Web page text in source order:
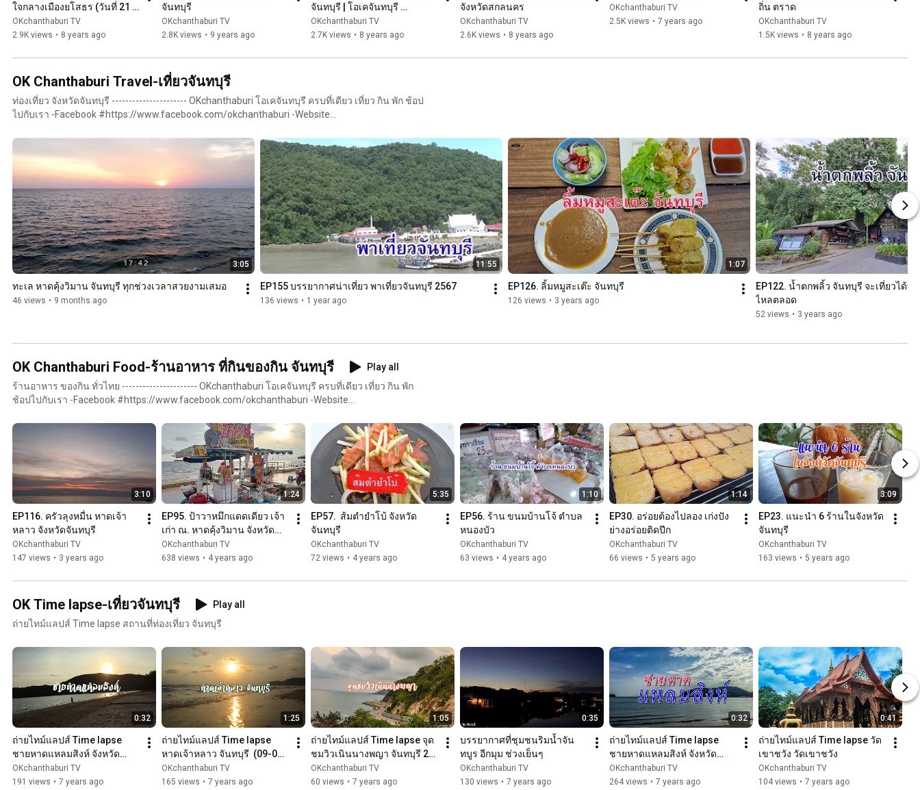
ใจกลางเมืองยโสธร (วันที่ 21
เมษายน 2561 )
OKchanthaburi TV
2.9K views • 8 years ago
จันทบุรี
OKchanthaburi TV
2.8K views • 9 years ago
จันทบุรี | โอเคจันทบุรี
OKChanthaburi
OKchanthaburi TV
2.7K views • 8 years ago
จังหวัดสกลนคร
OKchanthaburi TV
2.6K views • 8 years ago
OKchanthaburi TV
2.5K views • 7 years ago
ถิ่น ตราด
OKchanthaburi TV
1.5K views • 8 years ago
OK Chanthaburi Travel-เที่ยวจันทบุรี
ท่องเที่ยว จังหวัดจันทบุรี ---------------------- OKchanthaburi โอเคจันทบุรี ครบที่เดียว เที่ยว กิน พัก ช้อป
ไปกับเรา -Facebook #https://www.facebook.com/okchanthaburi -Website
3:05
ทะเล หาดคุ้งวิมาน จันทบุรี ทุกช่วงเวลาสวยงามเสมอ
46 views • 9 months ago
11:55
EP155 บรรยากาศน่าเที่ยว พาเที่ยวจันทบุรี 2567
136 views • 1 year ago
1:07
EP126. ลิ้มหมูสะเต๊ะ จันทบุรี
126 views • 3 years ago
EP122. น้ำตกพลิ้ว จันทบุรี จะเที่ยวได้ทั่
ไหลตลอด
52 views • 3 years ago
OK Chanthaburi Food-ร้านอาหาร ที่กินของกิน จันทบุรี
Play all
ร้านอาหาร ของกิน ทั่วไทย ---------------------- OKchanthaburi โอเคจันทบุรี ครบที่เดียว เที่ยว กิน พัก
ช้อปไปกับเรา -Facebook #https://www.facebook.com/okchanthaburi -Website
3:10
EP116. ครัวลุงหมื่น หาดเจ้า
หลาว จังหวัดจันทบุรี
OKchanthaburi TV
147 views • 3 years ago
1:24
EP95. ป้าวาหมึกแดดเดียว เจ้า
เก่า ณ. หาดคุ้งวิมาน จังหวัด
จันทบุรี
OKchanthaburi TV
638 views • 4 years ago
5:35
EP57.  ส้มตำยำโบ้ จังหวัด
จันทบุรี
OKchanthaburi TV
72 views • 4 years ago
1:10
EP56. ร้าน ขนมบ้านโจ้ ตำบล
หนองบัว
OKchanthaburi TV
63 views • 4 years ago
1:14
EP30. อร่อยต้องไปลอง เก่งปัง
ย่างอร่อยติดปีก
OKchanthaburi TV
66 views • 5 years ago
3:09
EP23. แนะนำ 6 ร้านในจังหวัด
จันทบุรี
OKchanthaburi TV
163 views • 5 years ago
OK Time lapse-เที่ยวจันทบุรี
Play all
ถ่ายไทม์แลปส์ Time lapse สถานที่ท่องเที่ยว จันทบุรี
0:32
ถ่ายไทม์แลปส์ Time lapse
ชายหาดแหลมสิงห์ จังหวัด
จันทบุรี (05-04-2562)
OKchanthaburi TV
191 views • 7 years ago
1:25
ถ่ายไทม์แลปส์ Time lapse
หาดเจ้าหลาว จันทบุรี  (09-04-
2562 )
OKchanthaburi TV
165 views • 7 years ago
1:05
ถ่ายไทม์แลปส์ Time lapse จุด
ชมวิวเนินนางพญา จันทบุรี 23-
03-2562
OKchanthaburi TV
60 views • 7 years ago
0:35
บรรยากาศที่ชุมชนริมน้ำจัน
ทบูร อีกมุม ช่วงเย็นๆ
OKchanthaburi TV
130 views • 7 years ago
0:32
ถ่ายไทม์แลปส์ Time lapse
ชายหาดแหลมสิงห์ จังหวัด
จันทบุรี
OKchanthaburi TV
264 views • 7 years ago
0:41
ถ่ายไทม์แลปส์ Time lapse วัด
เขาชวัง วัดเขาชวัง
OKchanthaburi TV
104 views • 7 years ago